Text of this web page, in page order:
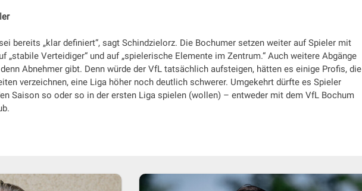
bereits „klar definiert“, sagt Schindzielorz. Die Bochumer setzen weiter auf Spieler mit
„stabile Verteidiger“ und auf „spielerische Elemente im Zentrum.“ Auch weitere Abgänge
Abnehmer gibt. Denn würde der VfL tatsächlich aufsteigen, hätten es einige Profis, die
verzeichnen, eine Liga höher noch deutlich schwerer. Umgekehrt dürfte es Spieler
Saison so oder so in der ersten Liga spielen (wollen) – entweder mit dem VfL Bochum